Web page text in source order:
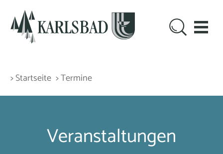
> Startseite > Termine
Veranstaltungen